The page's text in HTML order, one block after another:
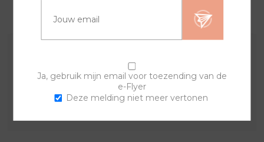
middel van de ritssluiting, gemaakt van roestvrij staal,
wissel je snel en simpel. Een tas voor iedere
gelegenheid.
Ja, gebruik mijn email voor toezending van de
e-Flyer
Deze melding niet meer vertonen